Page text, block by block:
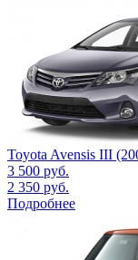
Toyota Avensis III
3 500 руб.
2 350 руб.
Подробнее